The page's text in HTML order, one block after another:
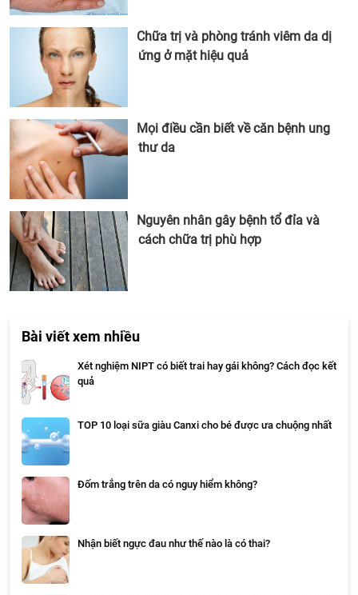
Chữa trị và phòng tránh viêm da dị
ứng ở mặt hiệu quả
Mọi điều cần biết về căn bệnh ung
thư da
Nguyên nhân gây bệnh tổ đỉa và
cách chữa trị phù hợp
Bài viết xem nhiều
Xét nghiệm NIPT có biết trai hay gái không? Cách đọc kết
quả
TOP 10 loại sữa giàu Canxi cho bé được ưa chuộng nhất
Đốm trắng trên da có nguy hiểm không?
Nhận biết ngực đau như thế nào là có thai?